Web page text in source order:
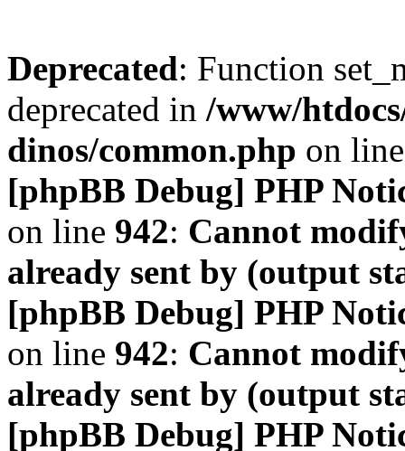
Deprecated: Function
deprecated in /www/
dinos/common.php on
[phpBB Debug] PHP
on line 942: Cannot
already sent by (output
[phpBB Debug] PHP
on line 942: Cannot
already sent by (output
[phpBB Debug] PHP